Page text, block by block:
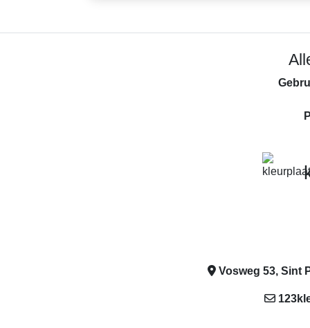
Vosweg 53, Sint